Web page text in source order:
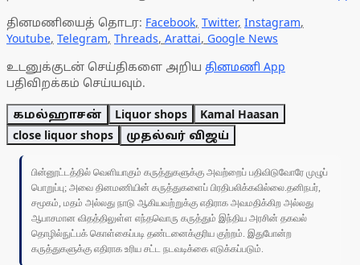
தினமணியைத் தொடர: Facebook, Twitter, Instagram,
Youtube, Telegram, Threads, Arattai, Google News
உடனுக்குடன் செய்திகளை அறிய தினமணி App
பதிவிறக்கம் செய்யவும்.
கமல்ஹாசன் Liquor shops
Kamal Haasan
close liquor shops
முதல்வர் விஜய்
பின்னூட்டத்தில் வெளியாகும் கருத்துகளுக்கு அவற்றைப் பதிவிடுவோரே முழுப்
பொறுப்பு; அவை தினமணியின் கருத்துகளைப் பிரதிபலிக்கவில்லை.தனிநபர்,
சமூகம், மதம் அல்லது நாடு ஆகியவற்றுக்கு எதிராக அவமதிக்கிற அல்லது
ஆபாசமான விதத்திலுள்ள எந்தவொரு கருத்தும் இந்திய அரசின் தகவல்
தொழில்நுட்பக் கொள்கைப்படி தண்டனைக்குரிய குற்றம். இதுபோன்ற
கருத்துகளுக்கு எதிராக உரிய சட்ட நடவடிக்கை எடுக்கப்படும்.